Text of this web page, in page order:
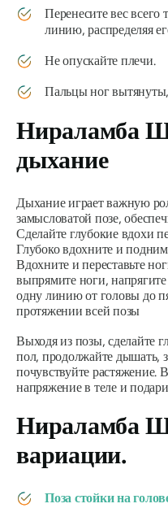
Перенесите вес всего
линию, распределяя
Не опускайте плечи.
Пальцы ног вытянуты,
Нираламба
дыхание
Дыхание играет важную
замысловатой позе,
Сделайте глубокие вдохи
Глубоко вдохните и
Вдохните и переставьте
выпрямите ноги,
одну линию от головы до
протяжении всей позы
Выходя из позы, сделайте
пол, продолжайте дышать,
почувствуйте растяжение.
напряжение в теле и
Нираламба
вариации.
Поза стойки на